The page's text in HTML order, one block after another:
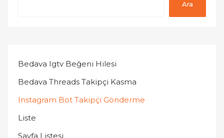
Ara
Bedava Igtv Beğeni Hilesi
Bedava Threads Takipçi Kasma
Instagram Bot Takipçi Gönderme
Liste
Sayfa Listesi